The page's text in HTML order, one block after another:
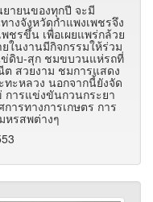
ายนของทุกปี จะมี
งจังหวัดกำแพงเพชรจึง
ชรขึ้น เพื่อเผยแพร่กล้วย
ในงานมีกิจกรรมให้ร่วม
ข่ดิบ-สุก ชมขบวนแห่รถที่
สวยงาม ชมการแสดง
ะหลวง นอกจากนี้ยังจัด
การแข่งขันกวนกระยา
ารทางการเกษตร การ
หรสพต่างๆ